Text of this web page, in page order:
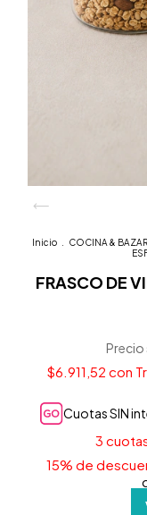
Inicio . COCINA & BAZAR
FRASCO DE
Precio
$6.911,52 con
Cuotas SIN
3
15% de